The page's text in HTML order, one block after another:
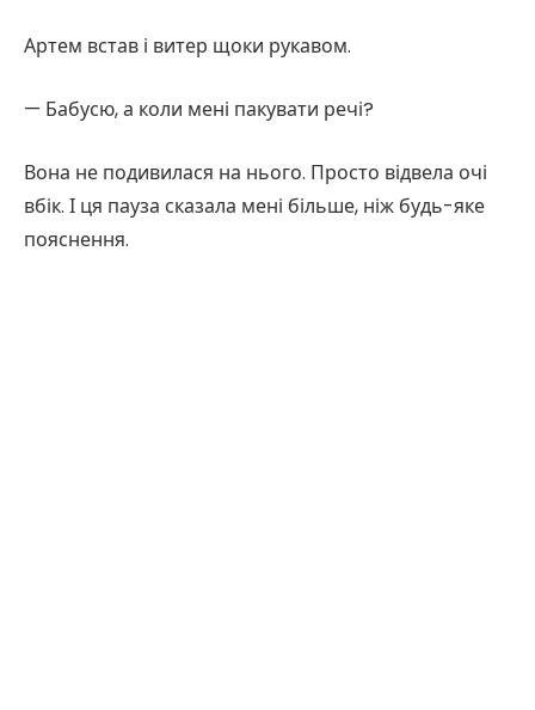
Артем встав і витер щоки рукавом.
— Бабусю, а коли мені пакувати речі?
Вона не подивилася на нього. Просто відвела очі
вбік. І ця пауза сказала мені більше, ніж будь-яке
пояснення.